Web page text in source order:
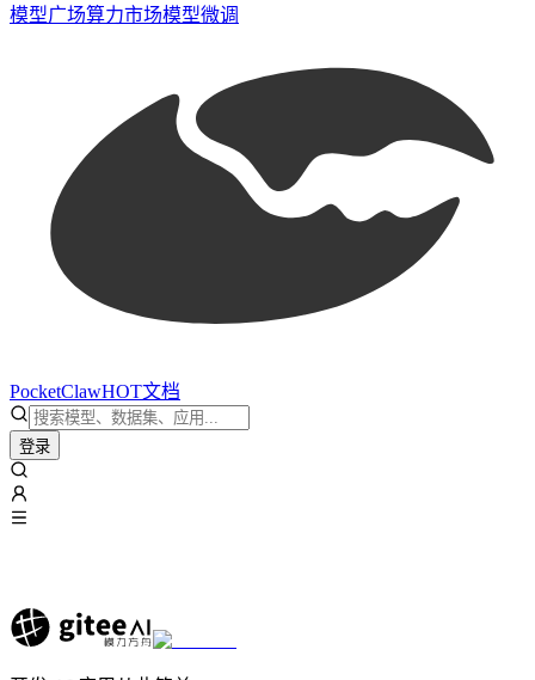
模型广场算力市场模型微调
PocketClawHOT文档
登录